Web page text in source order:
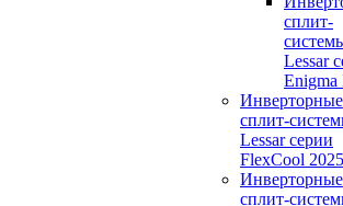
сплит-
Lessar
Enigma
Инверторные
сплит-
Lessar серии
FlexCool 2025
Инверторные
сплит-